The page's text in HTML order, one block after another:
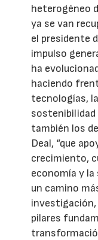
heterogéneo
ya se van
el presidente
impulso
ha
haciendo
tecnologías,
sostenibilidad
también los
Deal, “que
crecimiento,
economía y
un camino
pilares